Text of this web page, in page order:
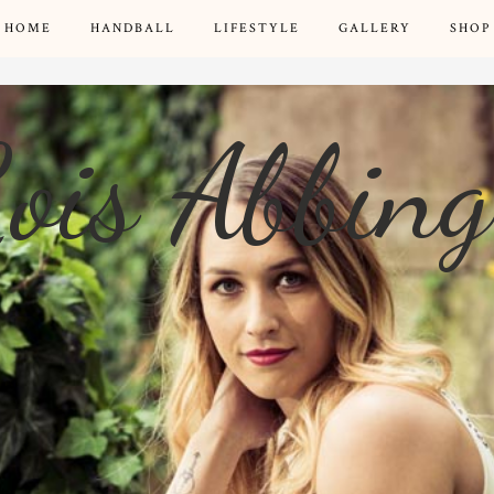
HOME HANDBALL LIFESTYLE GALLERY SHOP